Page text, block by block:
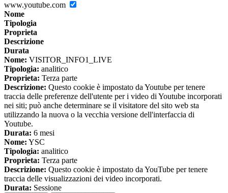
www.youtube.com
Nome
Tipologia
Proprieta
Descrizione
Durata
Nome: VISITOR_INFO1_LIVE
Tipologia: analitico
Proprieta: Terza parte
Descrizione: Questo cookie è impostato da Youtube per tenere
traccia delle preferenze dell'utente per i video di Youtube incorporati
nei siti; può anche determinare se il visitatore del sito web sta
utilizzando la nuova o la vecchia versione dell'interfaccia di
Youtube.
Durata: 6 mesi
Nome: YSC
Tipologia: analitico
Proprieta: Terza parte
Descrizione: Questo cookie è impostato da YouTube per tenere
traccia delle visualizzazioni dei video incorporati.
Durata: Sessione